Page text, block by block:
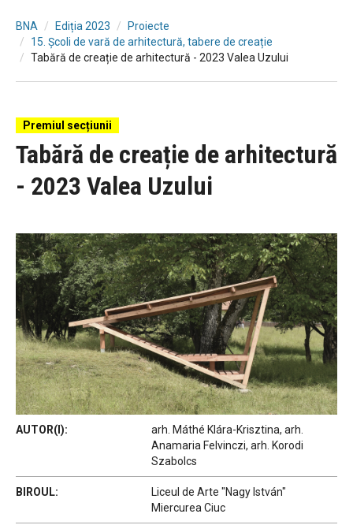
BNA Ediția 2023
Proiecte
15. Școli de vară de arhitectură, tabere de creație
Tabără de creație de arhitectură - 2023 Valea Uzului
Premiul secțiunii
Tabără de creație de arhitectură
- 2023 Valea Uzului
AUTOR(I):
arh. Máthé Klára-Krisztina, arh.
Anamaria Felvinczi, arh. Korodi
Szabolcs
BIROUL:
Liceul de Arte "Nagy István"
Miercurea Ciuc